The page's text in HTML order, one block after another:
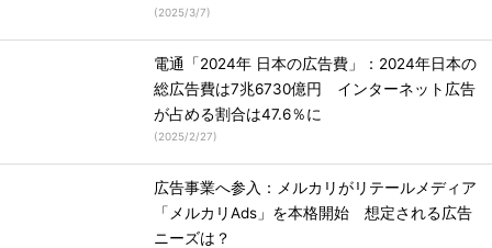
(2025/3/7)
電通「2024年 日本の広告費」：2024年日本の
総広告費は7兆6730億円 インターネット広告
が占める割合は47.6％に
(2025/2/27)
広告事業へ参入：メルカリがリテールメディア
「メルカリAds」を本格開始 想定される広告
ニーズは？